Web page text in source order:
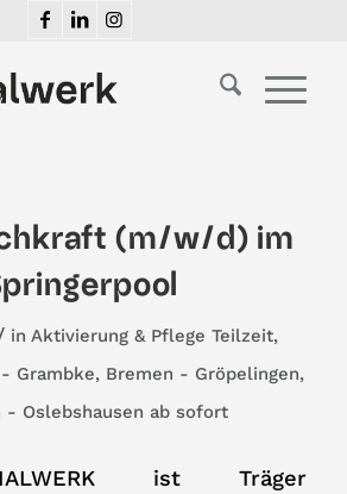
(m/w/d) im
in Aktivierung & Pflege Teilzeit,
Grambke, Bremen - Gröpelingen,
- Oslebshausen ab sofort
ist Träger